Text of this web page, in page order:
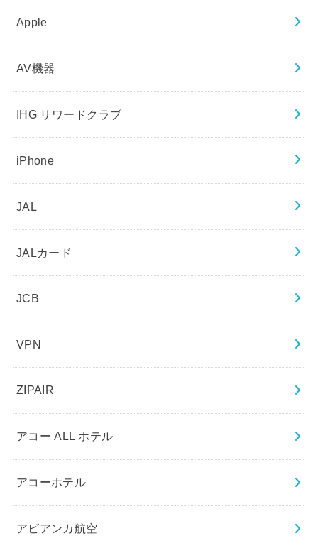
Apple
AV機器
IHG リワードクラブ
iPhone
JAL
JALカード
JCB
VPN
ZIPAIR
アコー ALL ホテル
アコーホテル
アビアンカ航空